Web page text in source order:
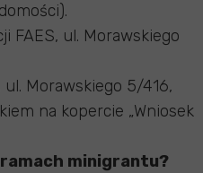
FAES, ul. Morawskiego
ul. Morawskiego 5/416,
na kopercie „Wniosek
ramach minigrantu?